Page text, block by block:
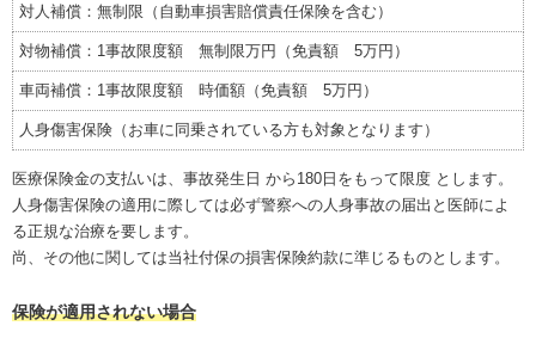
対人補償：無制限（自動車損害賠償責任保険を含む）
対物補償：1事故限度額 無制限万円（免責額 5万円）
車両補償：1事故限度額 時価額（免責額 5万円）
人身傷害保険（お車に同乗されている方も対象となります）
医療保険金の支払いは、事故発生日 から180日をもって限度 とします。
人身傷害保険の適用に際しては必ず警察への人身事故の届出と医師によ
る正規な治療を要します。
尚、その他に関しては当社付保の損害保険約款に準じるものとします。
保険が適用されない場合